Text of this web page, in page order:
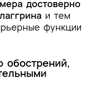
достоверно
и тем
функции
обострений,